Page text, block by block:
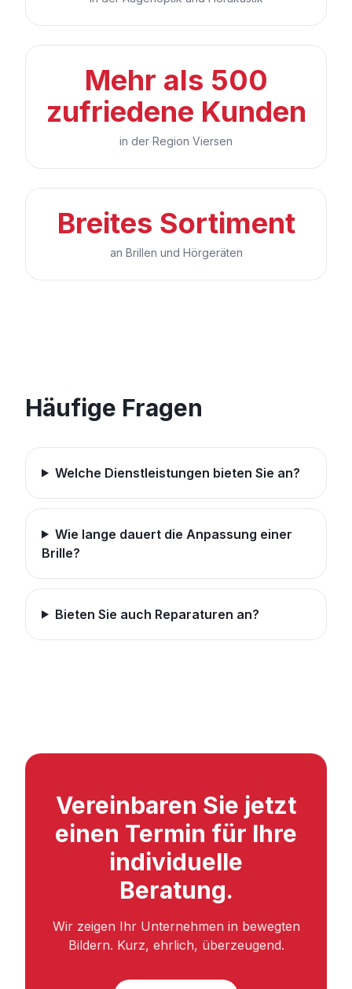
Mehr als 500
zufriedene Kunden
in der Region Viersen
Breites Sortiment
an Brillen und Hörgeräten
Häufige Fragen
Welche Dienstleistungen bieten Sie an?
Wie lange dauert die Anpassung einer
Brille?
Bieten Sie auch Reparaturen an?
Vereinbaren Sie jetzt
einen Termin für Ihre
individuelle
Beratung.
Wir zeigen Ihr Unternehmen in bewegten
Bildern. Kurz, ehrlich, überzeugend.